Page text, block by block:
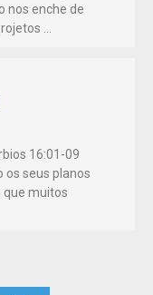
nos enche de
…
16:01-09
os seus planos
que muitos